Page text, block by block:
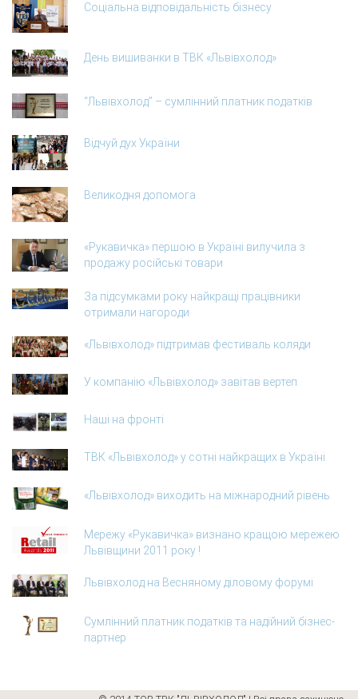
Соціальна відповідальність бізнесу
День вишиванки в ТВК «Львівхолод»
“Львівхолод” – сумлінний платник податків
Відчуй дух України
Великодня допомога
«Рукавичка» першою в Україні вилучила з
продажу російські товари
За підсумками року найкращі працівники
отримали нагороди
«Львівхолод» підтримав фестиваль коляди
У компанію «Львівхолод» завітав вертеп
Наші на фронті
ТВК «Львівхолод» у сотні найкращих в Україні
«Львівхолод» виходить на міжнародний рівень
Мережу «Рукавичка» визнано кращою мережею
Львівщини 2011 року !
Львівхолод на Весняному діловому форумі
Сумлінний платник податків та надійний бізнес-
партнер